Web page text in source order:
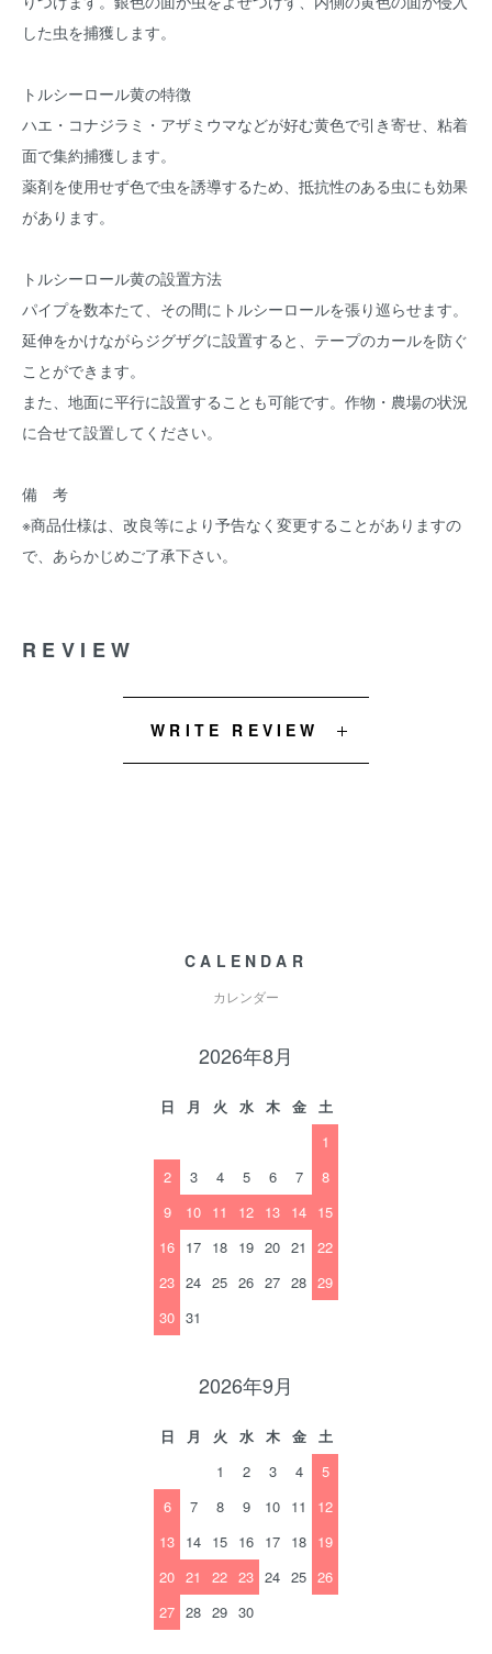
した虫を捕獲します。
トルシーロール黄の特徴
ハエ・コナジラミ・アザミウマなどが好む黄色で引き寄せ、粘着
面で集約捕獲します。
薬剤を使用せず色で虫を誘導するため、抵抗性のある虫にも効果
があります。
トルシーロール黄の設置方法
パイプを数本たて、その間にトルシーロールを張り巡らせます。
延伸をかけながらジグザグに設置すると、テープのカールを防ぐ
ことができます。
また、地面に平行に設置することも可能です。作物・農場の状況
に合せて設置してください。
備 考
※商品仕様は、改良等により予告なく変更することがありますの
で、あらかじめご了承下さい。
REVIEW
WRITE REVIEW
CALENDAR
カレンダー
2026年8月
日 月 火 水 木 金
土
1
2
3 4 5 6 7
8
9
10 11 12 13 14 15
16 17 18 19 20 21
22
23 24 25 26 27 28 29
30 31
2026年9月
日 月 火 水 木 金
土
1
2 3 4
5
6
7 8 9 10 11
12
13 14 15 16 17 18 19
20 21 22 23 24 25 26
27 28 29 30